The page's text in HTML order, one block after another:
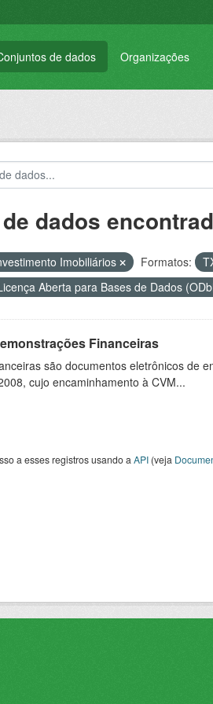
de dados Organizações
dados
Imobiliários Formatos:
Aberta para Bases de Dados
Financeiras
são documentos eletrônicos de
cujo encaminhamento à CVM...
a esses registros usando a API(veja